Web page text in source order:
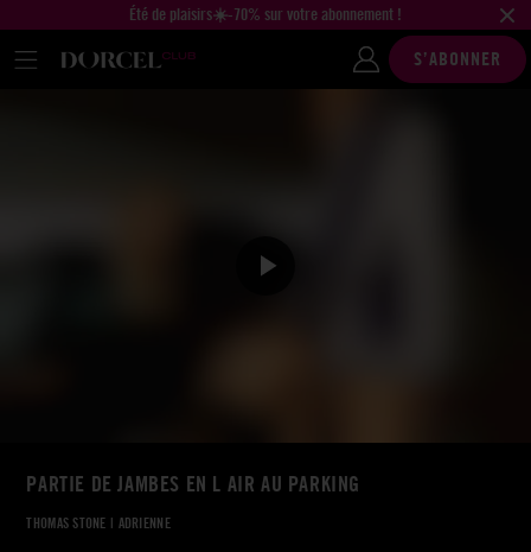
Été de plaisirs☀️-70% sur votre abonnement !
S’ABONNER
PARTIE DE JAMBES EN L AIR AU PARKING
THOMAS STONE | ADRIENNE